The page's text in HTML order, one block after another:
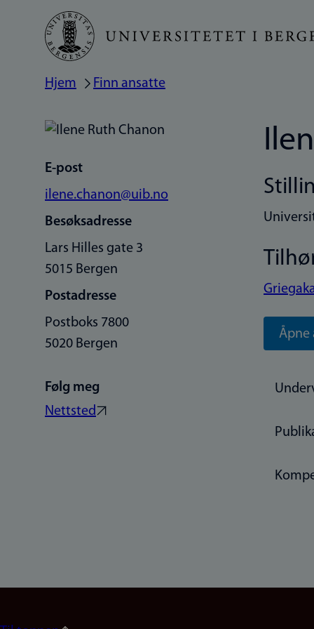
Hopp
hovedinnhold
Navigasjonssti
Hjem Finn ansatte
E-post
ilene.chanon@uib.no
Besøksadresse
Lars Hilles gate 3
5015 Bergen
Postadresse
Postboks 7800
5020 Bergen
Følg meg
Nettsted
Åpne